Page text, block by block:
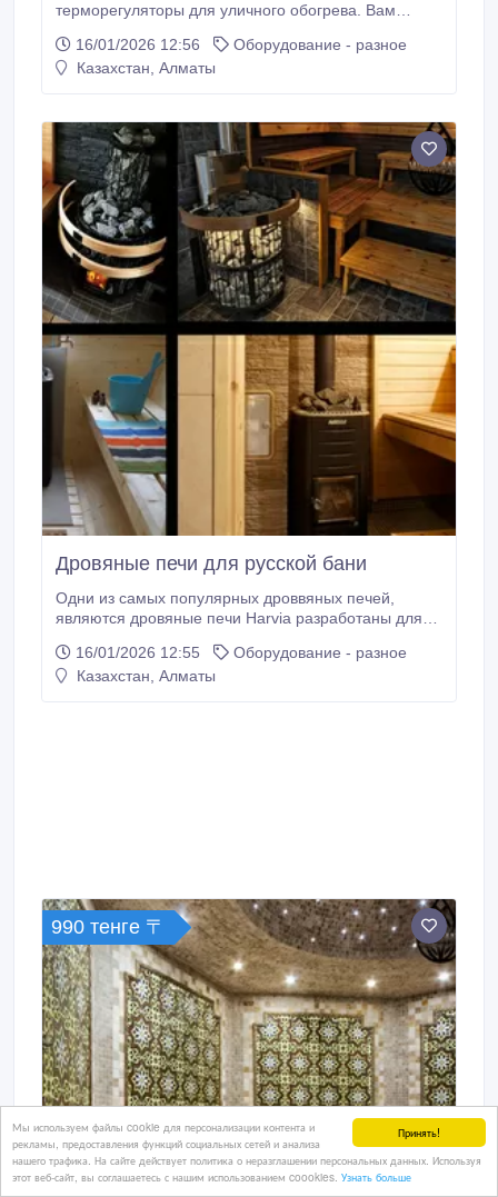
Принять!
Мы используем файлы cookie для персонализации контента и
рекламы, предоставления функций социальных сетей и анализа
нашего трафика. На сайте действует политика о неразглашении персональных данных. Используя
этот веб-сайт, вы соглашаетесь с нашим использованием coookies. Узнать больше
терморегуляторы для уличного обогрева. Вам
оставить запрос на обратный звонок и наши
специалисты с вами свяжутся и ответят на все ваши
наши специалисты.
16/01/2026 12:56
Оборудование - разное
Казахстан, Алматы
Дровяные печи для русской бани
Одни из самых популярных дроввяных печей,
являются дровяные печи Harvia разработаны для
дровяная печь – это вершина технического
совершенства, экономически выгодное и элегантное
16/01/2026 12:55
Оборудование - разное
Казахстан, Алматы
990 тенге 〒